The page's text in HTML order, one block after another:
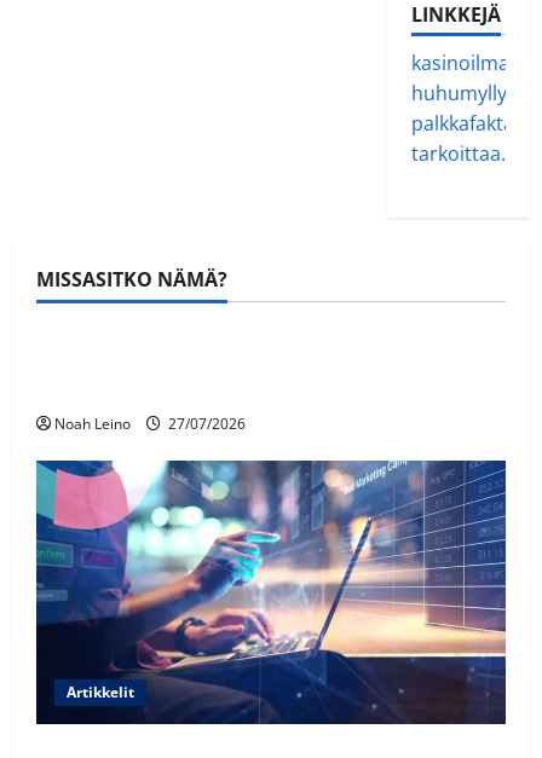
LINKKEJÄ
huhumylly.net
MISSASITKO NÄMÄ?
Noah Leino 27/07/2026
Artikkelit